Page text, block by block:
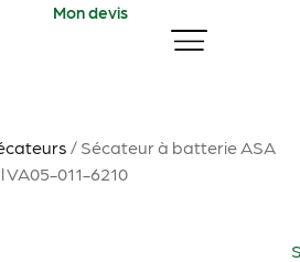
Mon devis
/ Sécateur à batterie ASA
VA05-011-6210